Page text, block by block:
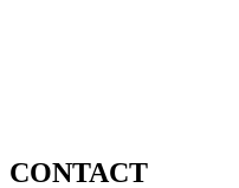
CONTACT